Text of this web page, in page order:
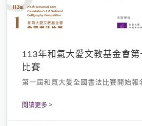
113年和氣大愛文教基金會
比賽
第一屆和氣大愛全國書法比賽開始報
閱讀更多 >